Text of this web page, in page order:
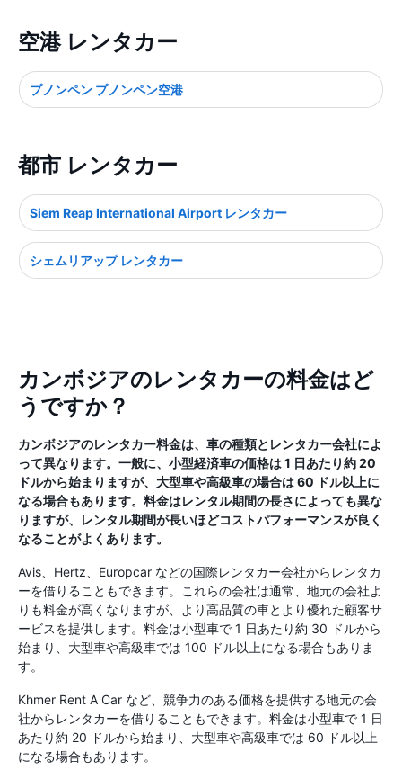
空港 レンタカー
プノンペン プノンペン空港
都市 レンタカー
Siem Reap International Airport レンタカー
シェムリアップ レンタカー
カンボジアのレンタカーの料金はど
うですか？
カンボジアのレンタカー料金は、車の種類とレンタカー会社によ
って異なります。一般に、小型経済車の価格は 1 日あたり約 20
ドルから始まりますが、大型車や高級車の場合は 60 ドル以上に
なる場合もあります。料金はレンタル期間の長さによっても異な
りますが、レンタル期間が長いほどコストパフォーマンスが良く
なることがよくあります。
Avis、Hertz、Europcar などの国際レンタカー会社からレンタカ
ーを借りることもできます。これらの会社は通常、地元の会社よ
りも料金が高くなりますが、より高品質の車とより優れた顧客サ
ービスを提供します。料金は小型車で 1 日あたり約 30 ドルから
始まり、大型車や高級車では 100 ドル以上になる場合もありま
す。
Khmer Rent A Car など、競争力のある価格を提供する地元の会
社からレンタカーを借りることもできます。料金は小型車で 1 日
あたり約 20 ドルから始まり、大型車や高級車では 60 ドル以上
になる場合もあります。